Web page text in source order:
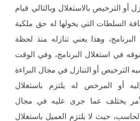
أو الترخيص بالاستغلال وبالتالي قيام
السلطات التي يخولها له حق ملكية
البرنامج، وهذا يعني تنازله منذ لحظة
في استغلال البرنامج، وفي الوقت
الترخيص أو التنازل في مجال البراءة
أو المرخص له يلتزم باستغلال
وهذا الأمر يختلف عما جرى عليه في مجال
حيث لا يلتزم العميل باستغلال